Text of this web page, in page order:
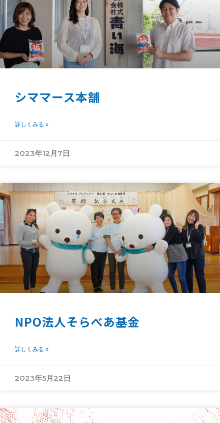
シママース本舗
詳しくみる »
2023年12月7日
NPO法人そらべあ基金
詳しくみる »
2023年5月22日